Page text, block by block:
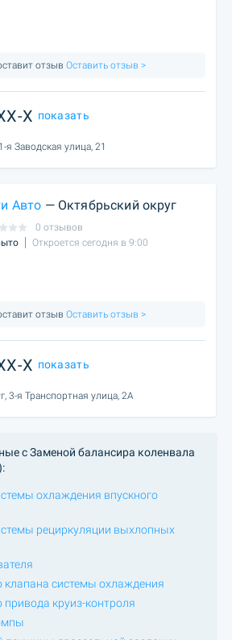
отзыв Оставить отзыв >
X показать
я Заводская улица, 21
Авто — Октябрьский округ
0 отзывов
Откроется сегодня в 9:00
отзыв Оставить отзыв >
X показать
3-я Транспортная улица, 2А
с Заменой балансира коленвала
охлаждения впускного
рециркуляции выхлопных
клапана системы охлаждения
круиз-контроля